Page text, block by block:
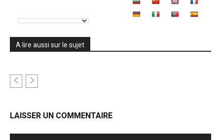
A lire aussi sur le sujet
LAISSER UN COMMENTAIRE